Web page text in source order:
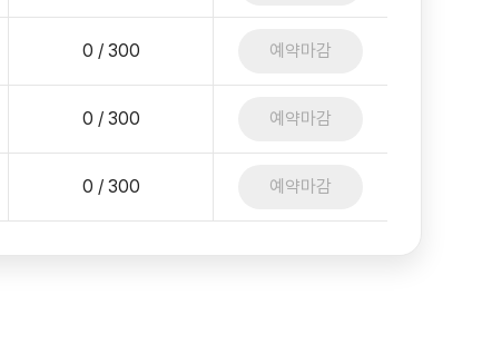
0 / 300 예약마감
0 / 300 예약마감
0 / 300 예약마감